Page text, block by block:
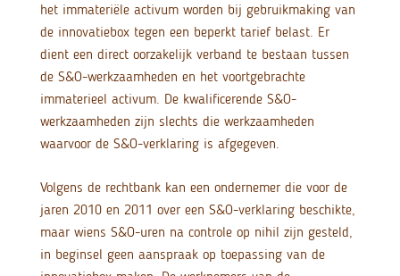
het immateriële activum worden bij gebruikmaking van
de innovatiebox tegen een beperkt tarief belast. Er
dient een direct oorzakelijk verband te bestaan tussen
de S&O-werkzaamheden en het voortgebrachte
immaterieel activum. De kwalificerende S&O-
werkzaamheden zijn slechts die werkzaamheden
waarvoor de S&O-verklaring is afgegeven.
Volgens de rechtbank kan een ondernemer die voor de
jaren 2010 en 2011 over een S&O-verklaring beschikte,
maar wiens S&O-uren na controle op nihil zijn gesteld,
in beginsel geen aanspraak op toepassing van de